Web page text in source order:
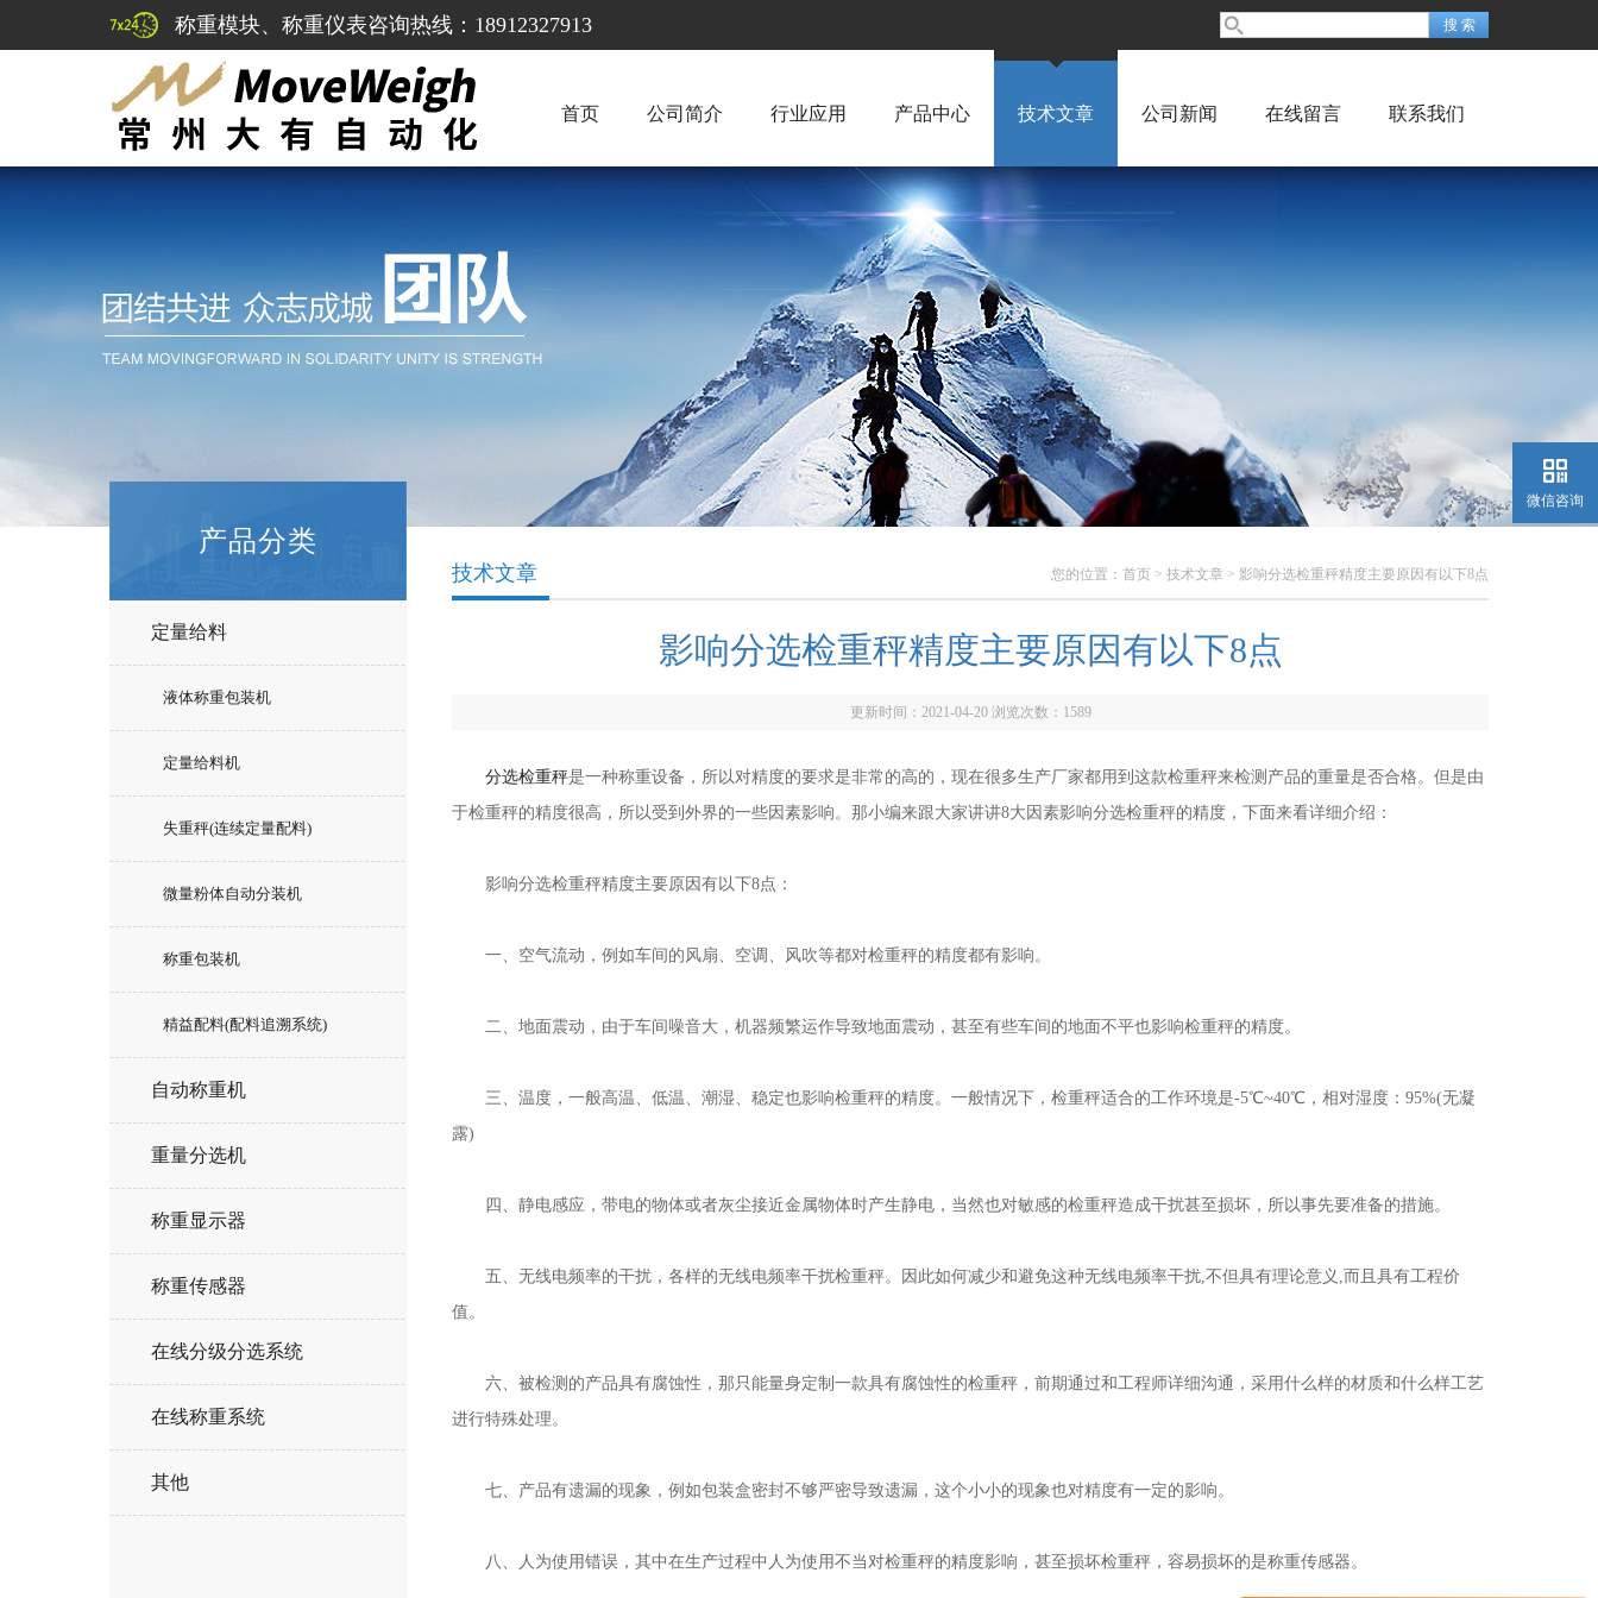
称重模块、称重仪表咨询热线：18912327913
首页 公司简介 行业应用 产品中心 技术文章 公司新闻 在线留言 联系我们
产品分类
定量给料
液体称重包装机
定量给料机
失重秤(连续定量配料)
微量粉体自动分装机
称重包装机
精益配料(配料追溯系统)
自动称重机
重量分选机
称重显示器
称重传感器
在线分级分选系统
在线称重系统
其他
您的位置： 首页 > 技术文章 > 影响分选检重秤精度主要原因有以下8点
技术文章
影响分选检重秤精度主要原因有以下8点
更新时间：2021-04-20 浏览次数： 1589
分选检重秤是一种称重设备，所以对精度的要求是非常的高的，现在很多生产厂家都用到这款检重秤来检测产品的重量是否合格。但是由
于检重秤的精度很高，所以受到外界的一些因素影响。那小编来跟大家讲讲8大因素影响分选检重秤的精度，下面来看详细介绍：
影响分选检重秤精度主要原因有以下8点：
一、空气流动，例如车间的风扇、空调、风吹等都对检重秤的精度都有影响。
二、地面震动，由于车间噪音大，机器频繁运作导致地面震动，甚至有些车间的地面不平也影响检重秤的精度。
三、温度，一般高温、低温、潮湿、稳定也影响检重秤的精度。一般情况下，检重秤适合的工作环境是-5℃~40℃，相对湿度：95%(无凝
露)
四、静电感应，带电的物体或者灰尘接近金属物体时产生静电，当然也对敏感的检重秤造成干扰甚至损坏，所以事先要准备的措施。
五、无线电频率的干扰，各样的无线电频率干扰检重秤。因此如何减少和避免这种无线电频率干扰,不但具有理论意义,而且具有工程价
值。
六、被检测的产品具有腐蚀性，那只能量身定制一款具有腐蚀性的检重秤，前期通过和工程师详细沟通，采用什么样的材质和什么样工艺
进行特殊处理。
七、产品有遗漏的现象，例如包装盒密封不够严密导致遗漏，这个小小的现象也对精度有一定的影响。
八、人为使用错误，其中在生产过程中人为使用不当对检重秤的精度影响，甚至损坏检重秤，容易损坏的是称重传感器。
微信咨询